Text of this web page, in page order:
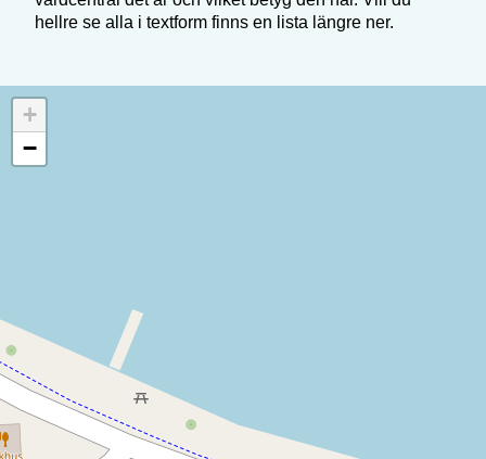
hellre se alla i textform finns en lista längre ner.
+
−